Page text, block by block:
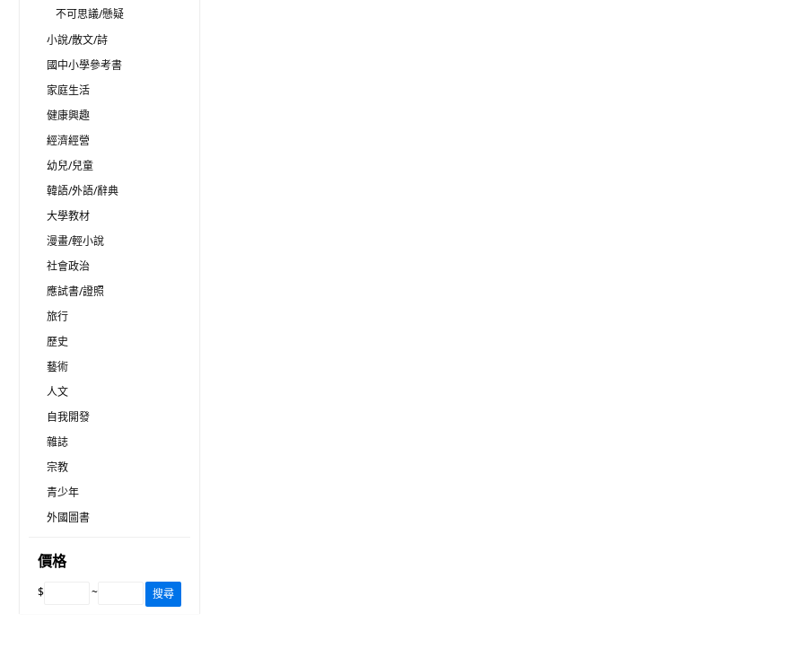
不可思議/懸疑
小說/散文/詩
國中小學參考書
家庭生活
健康興趣
經濟經營
幼兒/兒童
韓語/外語/辭典
大學教材
漫畫/輕小說
社會政治
應試書/證照
旅行
歷史
藝術
人文
自我開發
雜誌
宗教
青少年
外國圖書
價格
$ ~ 搜尋